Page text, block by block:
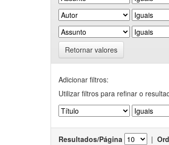
Retornar valores
Adicionar filtros:
Utilizar filtros para refinar o
Resultados/Página |